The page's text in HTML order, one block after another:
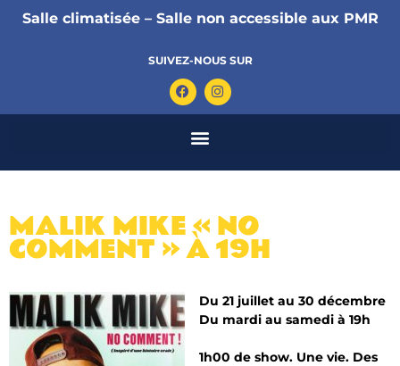
Salle climatisée – Salle non accessible aux PMR
SUIVEZ-NOUS SUR
MALIK MIKE « NO
COMMENT » À 19H
Du 21 juillet au 30 décembre
Du mardi au samedi à 19h
1h00 de show. Une vie. Des